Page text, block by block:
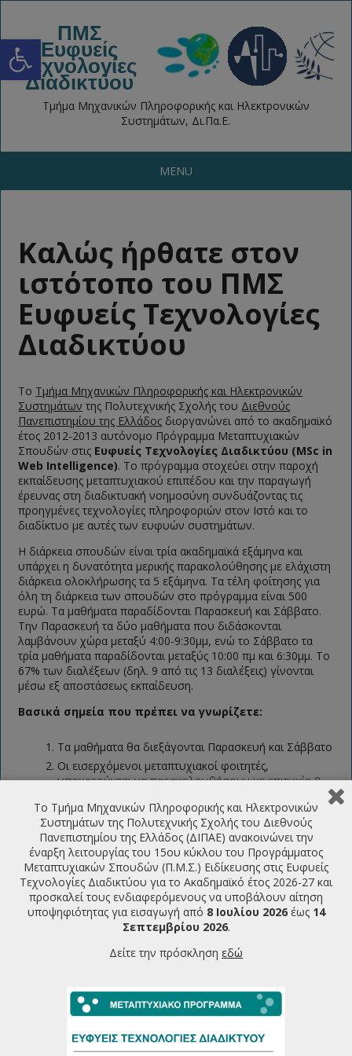
Open toolbar ΠΜΣ
Ευφυείς
Τεχνολογίες
Διαδικτύου
Τμήμα Μηχανικών Πληροφορικής και Ηλεκτρονικών
Συστημάτων, Δι.Πα.Ε.
MENU
Καλώς ήρθατε στον
ιστότοπο του ΠΜΣ
Ευφυείς Τεχνολογίες
Διαδικτύου
Το Τμήμα Μηχανικών Πληροφορικής και Ηλεκτρονικών
Συστημάτων της Πολυτεχνικής Σχολής του Διεθνούς
Πανεπιστημίου της Ελλάδος διοργανώνει από το ακαδημαϊκό
έτος 2012-2013 αυτόνομο Πρόγραμμα Μεταπτυχιακών
Σπουδών στις Ευφυείς Τεχνολογίες Διαδικτύου (MSc in
Web Intelligence). Το πρόγραμμα στοχεύει στην παροχή
εκπαίδευσης μεταπτυχιακού επιπέδου και την παραγωγή
έρευνας στη διαδικτυακή νοημοσύνη συνδυάζοντας τις
προηγμένες τεχνολογίες πληροφοριών στον Ιστό και το
διαδίκτυο με αυτές των ευφυών συστημάτων.
Η διάρκεια σπουδών είναι τρία ακαδημαϊκά εξάμηνα και
υπάρχει η δυνατότητα μερικής παρακολούθησης με ελάχιστη
διάρκεια ολοκλήρωσης τα 5 εξάμηνα. Τα τέλη φοίτησης για
όλη τη διάρκεια των σπουδών στο πρόγραμμα είναι 500
ευρώ. Tα μαθήματα παραδίδονται Παρασκευή και Σάββατο.
Την Παρασκευή τα δύο μαθήματα που διδάσκονται
λαμβάνουν χώρα μεταξύ 4:00-9:30μμ, ενώ το Σάββατο τα
τρία μαθήματα παραδίδονται μεταξύς 10:00 πμ και 6:30μμ. Το
67% των διαλέξεων (δηλ. 9 από τις 13 διαλέξεις) γίνονται
μέσω εξ αποστάσεως εκπαίδευση.
Βασικά σημεία που πρέπει να γνωρίζετε:
Τα μαθήματα θα διεξάγονται Παρασκευή και Σάββατο
Οι εισερχόμενοι μεταπτυχιακοί φοιτητές,
υποχρεούνται να παρακολουθήσουν με επιτυχία 8
μαθήματα (ενδεικτικά: 4 μαθήματα στο 1ο εξάμηνο και
4 μαθήματα στο 2ο εξάμηνο), καθένα από τα οποία
θα αντιστοιχεί σε επτάμιση (7.5) πιστωτικές μονάδες
(ECTS). Η διπλωματική εργασία εξακολουθεί να
ισοδυναμεί με άλλες 30 διδακτικές μονάδες.
Υπάρχει δυνατότητα παρακολούθησης μέχρι 2
μαθημάτων χωρίς να παρακολουθήσετε ολόκληρο το
μεταπτυχιακό πρόγραμμα (non-programm students).
Χορηγείται βεβαίωση επιτυχούς παρακολούθησης.
Το Τμήμα Μηχανικών Πληροφορικής και Ηλεκτρονικών
Συστημάτων της Πολυτεχνικής Σχολής του Διεθνούς
Πανεπιστημίου της Ελλάδος (ΔΙΠΑΕ) ανακοινώνει την
έναρξη λειτουργίας του 15ου κύκλου του Προγράμματος
Μεταπτυχιακών Σπουδών (Π.Μ.Σ.) Ειδίκευσης στις Ευφυείς
Τεχνολογίες Διαδικτύου για το Ακαδημαϊκό έτος 2026-27 και
προσκαλεί τους ενδιαφερόμενους να υποβάλουν αίτηση
υποψηφιότητας για εισαγωγή από 8 Ιουλίου 2026 έως 14
Σεπτεμβρίου 2026.
Δείτε την πρόσκληση εδώ